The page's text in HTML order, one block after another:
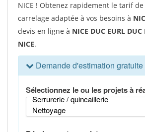
NICE ! Obtenez rapidement le tarif
carrelage adaptée à vos besoins à
devis en ligne à NICE DUC EURL
NICE.